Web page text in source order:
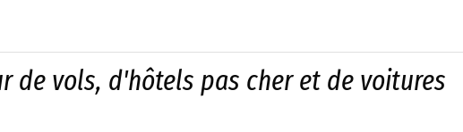
de vols, d'hôtels pas cher et de voitures